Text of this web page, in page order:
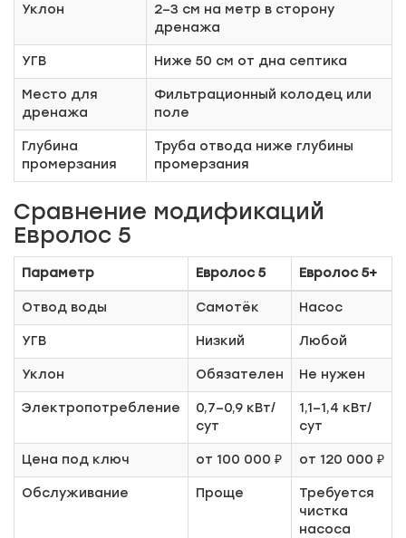
Уклон
2–3 см на метр в сторону
дренажа
УГВ Ниже 50 см от дна септика
Место для
дренажа
Фильтрационный колодец или
поле
Глубина
промерзания
Труба отвода ниже глубины
промерзания
Сравнение модификаций
Евролос 5
Параметр Евролос 5 Евролос 5+
Отвод воды Самотёк Насос
УГВ Низкий Любой
Уклон Обязателен Не нужен
Электропотребление
0,7–0,9 кВт/
сут
1,1–1,4 кВт/
сут
Цена под ключ от 100 000 ₽ от 120 000 ₽
Обслуживание Проще
Требуется
чистка
насоса